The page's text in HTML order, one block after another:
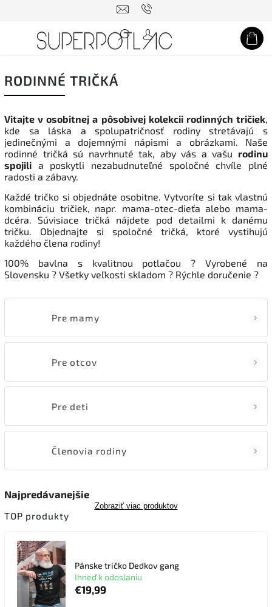
Hľadať
RODINNÉ TRIČKÁ
Vitajte v osobitnej a pôsobivej kolekcii rodinných tričiek,
kde sa láska a spolupatričnosť rodiny stretávajú s
jedinečnými a dojemnými nápismi a obrázkami. Naše
rodinné tričká sú navrhnuté tak, aby vás a vašu rodinu
spojili a poskytli nezabudnuteľné spoločné chvíle plné
radosti a zábavy.
Každé tričko si objednáte osobitne. Vytvoríte si tak vlastnú
kombináciu tričiek, napr. mama-otec-dieťa alebo mama-
dcéra. Súvisiace tričká nájdete pod detailmi k danému
tričku. Objednajte si spoločné tričká, ktoré vystihujú
každého člena rodiny!
100% bavlna s kvalitnou potlačou? Vyrobené na
Slovensku ? Všetky veľkosti skladom ? Rýchle doručenie ?
Pre mamy
Pre otcov
Pre deti
Členovia rodiny
Najpredávanejšie
Zobraziť viac produktov
TOP produkty
Pánske tričko Dedkov gang
Ihneď k odoslaniu
€19,99